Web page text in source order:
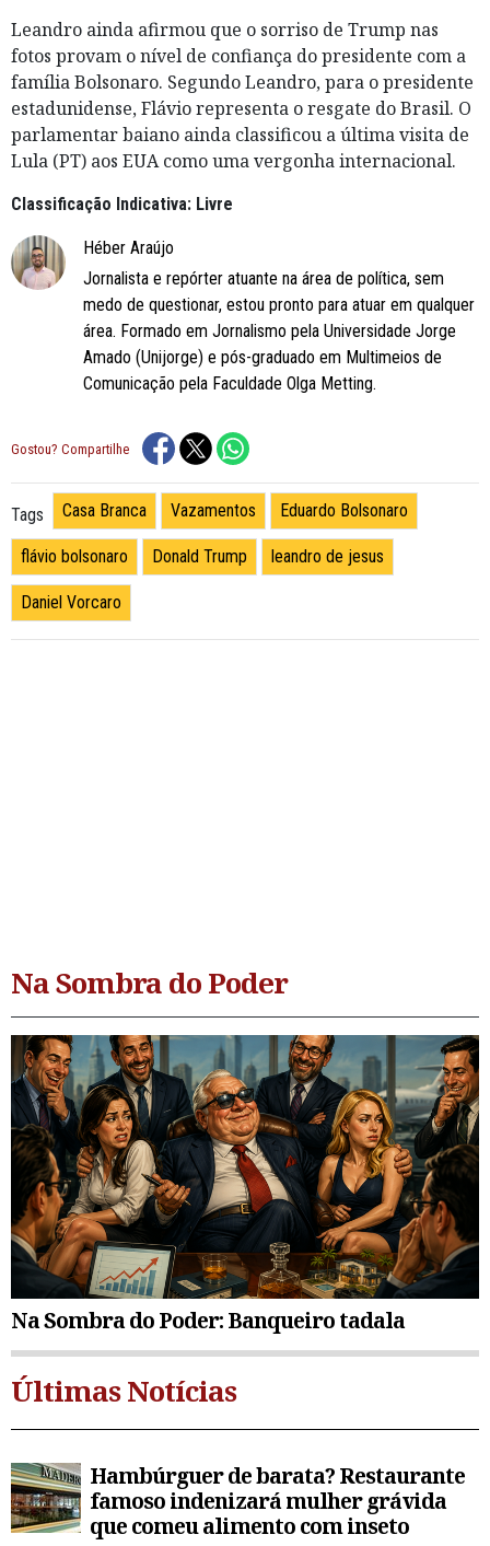
Leandro ainda afirmou que o sorriso de Trump nas
fotos provam o nível de confiança do presidente com a
família Bolsonaro. Segundo Leandro, para o presidente
estadunidense, Flávio representa o resgate do Brasil. O
parlamentar baiano ainda classificou a última visita de
Lula (PT) aos EUA como uma vergonha internacional.
Classificação Indicativa: Livre
Héber Araújo
Jornalista e repórter atuante na área de política, sem
medo de questionar, estou pronto para atuar em qualquer
área. Formado em Jornalismo pela Universidade Jorge
Amado (Unijorge) e pós-graduado em Multimeios de
Comunicação pela Faculdade Olga Metting.
Gostou? Compartilhe
Tags Casa Branca Vazamentos Eduardo Bolsonaro
flávio bolsonaro Donald Trump leandro de jesus
Daniel Vorcaro
Na Sombra do Poder
Na Sombra do Poder: Banqueiro tadala
Últimas Notícias
Hambúrguer de barata? Restaurante
famoso indenizará mulher grávida
que comeu alimento com inseto